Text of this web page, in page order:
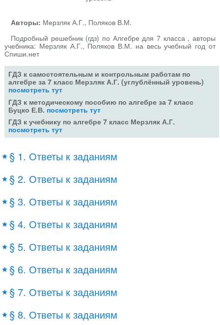
Авторы: Мерзляк А.Г., Поляков В.М.
Подробный решебник (гдз) по Алгебре для 7 класса , авторы
учебника: Мерзляк А.Г., Поляков В.М. на весь учебный год от
Спиши.нет
ГДЗ к самостоятельным и контрольным работам по
алгебре за 7 класс Мерзляк А.Г. (углублённый уровень)
посмотреть тут
ГДЗ к методическому пособию по алгебре за 7 класс
Буцко Е.В.посмотреть тут
ГДЗ к учебнику по алгебре 7 класс Мерзляк А.Г.
посмотреть тут
§ 1. Ответы к заданиям
§ 2. Ответы к заданиям
§ 3. Ответы к заданиям
§ 4. Ответы к заданиям
§ 5. Ответы к заданиям
§ 6. Ответы к заданиям
§ 7. Ответы к заданиям
§ 8. Ответы к заданиям